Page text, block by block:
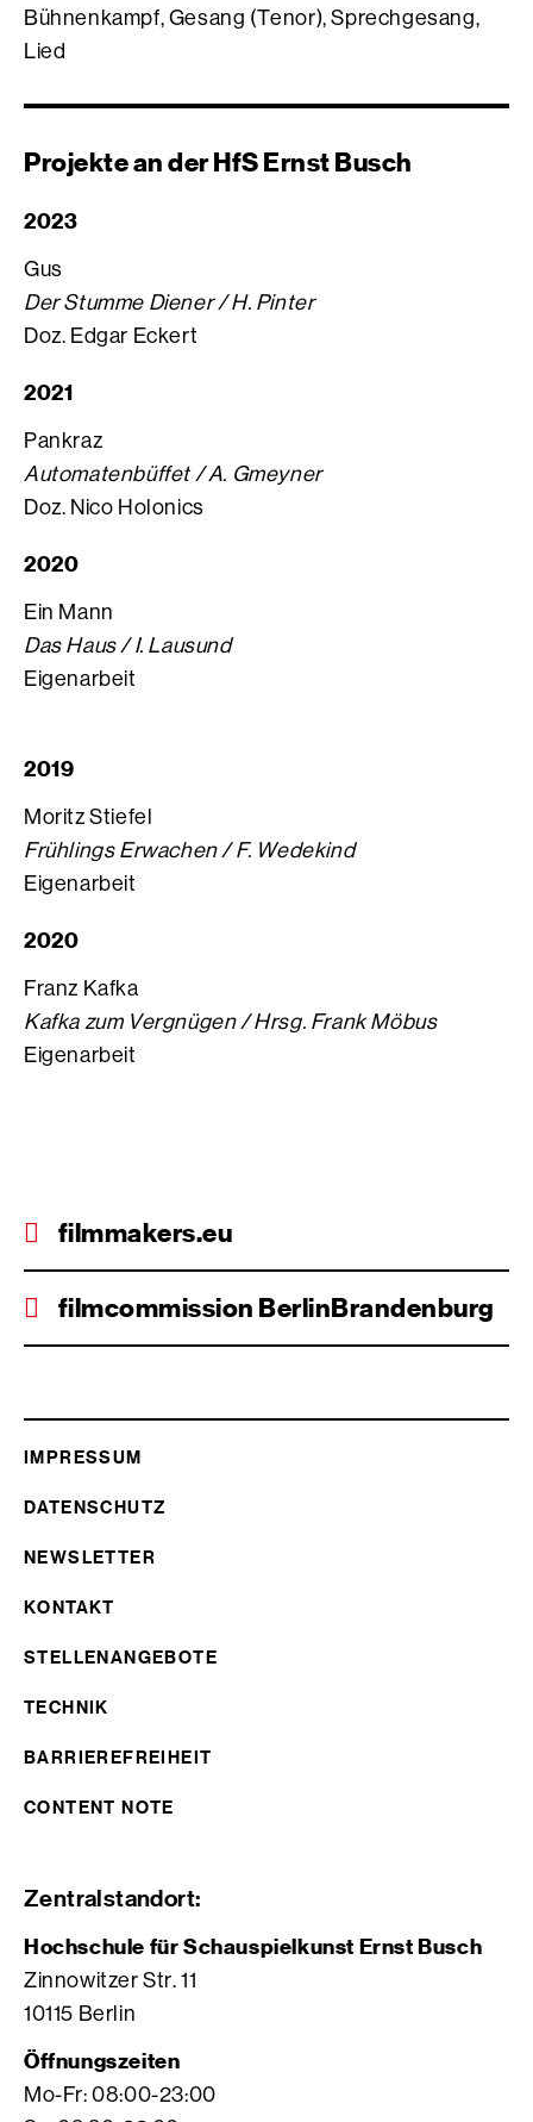
Bühnenkampf, Gesang (Tenor), Sprechgesang,
Lied
Projekte an der HfS Ernst Busch
2023
Gus
Der Stumme Diener / H. Pinter
Doz. Edgar Eckert
2021
Pankraz
Automatenbüffet / A. Gmeyner
Doz. Nico Holonics
2020
Ein Mann
Das Haus / I. Lausund
Eigenarbeit
2019
Moritz Stiefel
Frühlings Erwachen / F. Wedekind
Eigenarbeit
2020
Franz Kafka
Kafka zum Vergnügen / Hrsg. Frank Möbus
Eigenarbeit
filmmakers.eu
filmcommission BerlinBrandenburg
IMPRESSUM
DATENSCHUTZ
NEWSLETTER
KONTAKT
STELLENANGEBOTE
TECHNIK
BARRIEREFREIHEIT
CONTENT NOTE
Zentralstandort:
Hochschule für Schauspielkunst Ernst Busch
Zinnowitzer Str. 11
10115 Berlin
Öffnungszeiten
Mo-Fr: 08:00-23:00